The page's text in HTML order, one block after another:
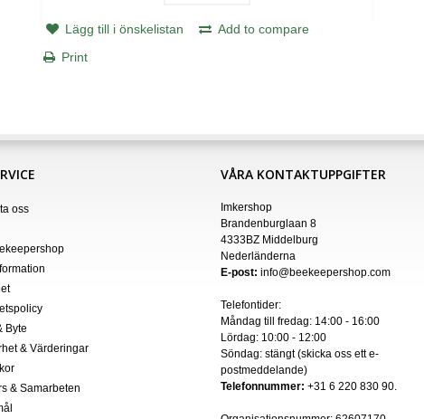
Lägg till i önskelistan
Add to compare
Print
oss
Byte
& Värderingar
& Samarbeten
VÅRA KONTAKTUPPGIFTER
Imkershop
Brandenburglaan 8
4333BZ Middelburg
Nederländerna
E-post: info@beekeepershop.com
Telefontider:
Måndag till fredag: 14:00 - 16:00
Lördag: 10:00 - 12:00
Söndag: stängt (skicka oss ette-
postmeddelande)
Telefonnummer: +31 6 220 830 90.